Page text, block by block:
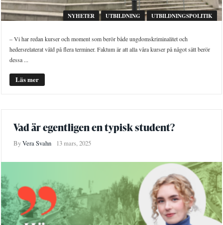
NYHETER UTBILDNING UTBILDNINGSPOLITIK
– Vi har redan kurser och moment som berör både ungdomskriminalitet och
hedersrelaterat våld på flera terminer. Faktum är att alla våra kurser på något sätt berör
dessa ...
Läs mer
Vad är egentligen en typisk student?
ByVera Svahn 13 mars, 2025